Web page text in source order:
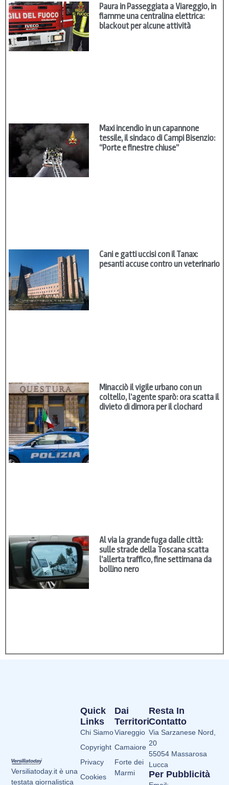
Paura in Passeggiata a Viareggio, in
fiamme una centralina elettrica:
blackout per alcune attività
Maxi incendio in un capannone
tessile, il sindaco di Campi Bisenzio:
“Porte e finestre chiuse”
Cani e gatti uccisi con il Tanax:
pesanti accuse contro un veterinario
Minacciò il vigile urbano con un
coltello, l’agente sparò: ora scatta il
divieto di dimora per il clochard
Al via la grande fuga dalle città:
sulle strade della Toscana scatta
l’allerta traffico, fine settimana da
bollino nero
Versiliatoday.it è una
testata giornalistica
Dai
Territori
Viareggio
Camaiore
Forte dei
Marmi
Quick
Links
Chi Siamo
Copyright
Privacy
Cookies
Resta In
Contatto
Via Sarzanese Nord,
20
55054 Massarosa
Lucca
Per Pubblicità